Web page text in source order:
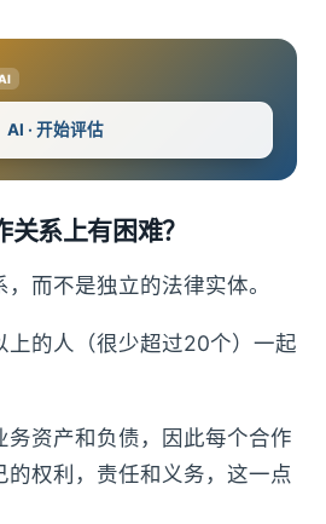
AI · 开始评估
系上有困难？
而不是独立的法律实体。
上的人（很少超过20个）一起
务资产和负债，因此每个合作
权利，责任和义务，这一点